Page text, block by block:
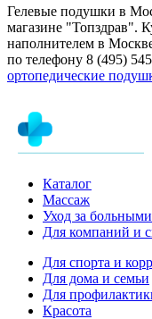
Гелевые подушки в
магазине "Топздрав".
наполнителем в
по телефону 8 (495)
ортопедические
Каталог
Массаж
Уход за
Для компаний и
Для спорта и
Для дома и семьи
Для
Красота